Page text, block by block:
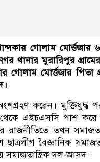
গোলাম মোর্ত্তজার
থানার মুরারিপুর
গোলাম মোর্ত্তজার পিতা
করেন। মুক্তিযুদ্ধ
এইচএসসি পাশ করে
রাজনীতিতে তখন
ছাত্রলীগ বৈজ্ঞানিক
সমাজতান্ত্রিক দল-জাসদ।